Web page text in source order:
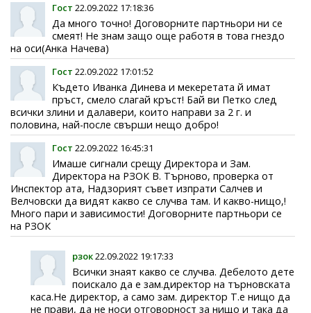
Гост 22.09.2022 17:18:36
Да много точно! Договорните партньори ни се
смеят! Не знам защо още работя в това гнездо
на оси(Анка Начева)
Гост 22.09.2022 17:01:52
Където Иванка Динева и мекеретата й имат
пръст, смело слагай кръст! Бай ви Петко след
всички злини и далавери, които направи за 2 г. и
половина, най-после свърши нещо добро!
Гост 22.09.2022 16:45:31
Имаше сигнали срещу Директора и Зам.
Директора на РЗОК В. Търново, проверка от
Инспектор ата, Надзорият съвет изпрати Салчев и
Велчовски да видят какво се случва там. И какво-нищо,!
Много пари и зависимости! Договорните партньори се
на РЗОК
рзок22.09.2022 19:17:33
Всички знаят какво се случва. Дебелото дете
поискало да е зам.директор на търновската
каса.Не директор, а само зам. директор Т.е нищо да
не прави, да не носи отговорност за нищо и така да